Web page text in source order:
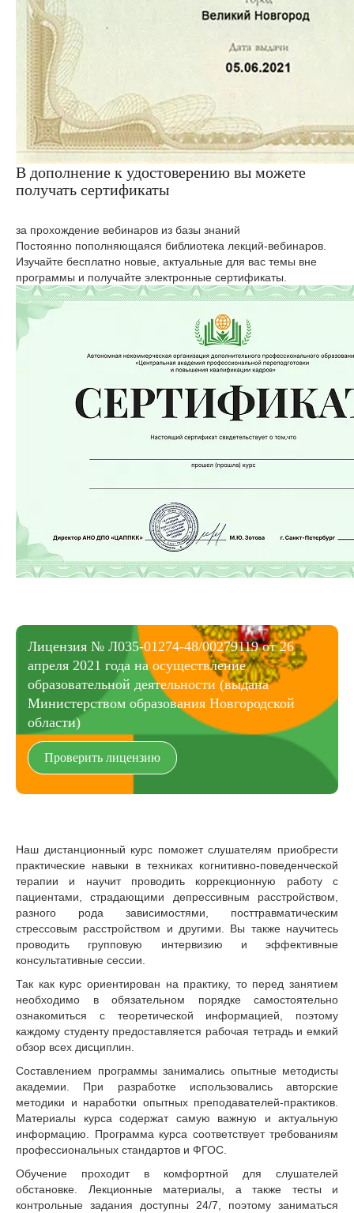
В дополнение к удостоверению вы можете
получать сертификаты
за прохождение вебинаров из базы знаний
Постоянно пополняющаяся библиотека лекций-вебинаров.
Изучайте бесплатно новые, актуальные для вас темы вне
программы и получайте электронные сертификаты.
Лицензия № Л035-01274-48/00279119 от 26
апреля 2021 года на осуществление
образовательной деятельности (выдана
Министерством образования Новгородской
области)
Проверить лицензию
Наш дистанционный курс поможет слушателям приобрести
практические навыки в техниках когнитивно-поведенческой
терапии и научит проводить коррекционную работу с
пациентами, страдающими депрессивным расстройством,
разного рода зависимостями, посттравматическим
стрессовым расстройством и другими. Вы также научитесь
проводить групповую интервизию и эффективные
консультативные сессии.
Так как курс ориентирован на практику, то перед занятием
необходимо в обязательном порядке самостоятельно
ознакомиться с теоретической информацией, поэтому
каждому студенту предоставляется рабочая тетрадь и емкий
обзор всех дисциплин.
Составлением программы занимались опытные методисты
академии. При разработке использовались авторские
методики и наработки опытных преподавателей-практиков.
Материалы курса содержат самую важную и актуальную
информацию. Программа курса соответствует требованиям
профессиональных стандартов и ФГОС.
Обучение проходит в комфортной для слушателей
обстановке. Лекционные материалы, а также тесты и
контрольные задания доступны 24/7, поэтому заниматься